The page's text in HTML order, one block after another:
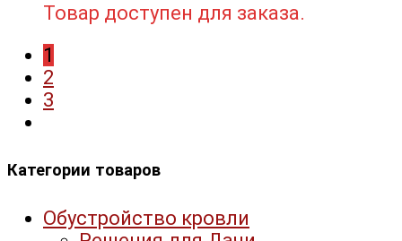
Товар доступен для заказа.
1
2
3
Категории товаров
Обустройство кровли